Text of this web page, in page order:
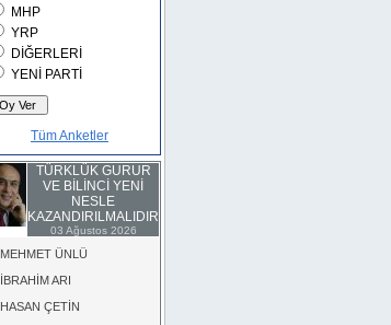
MHP
YRP
DİĞERLERİ
YENİ PARTİ
Tüm Anketler
TÜRKLÜK GURUR
VE BİLİNCİ YENİ
NESLE
KAZANDIRILMALIDIR
03 Ağustos 2026
MEHMET ÜNLÜ
İBRAHİM ARI
HASAN ÇETİN